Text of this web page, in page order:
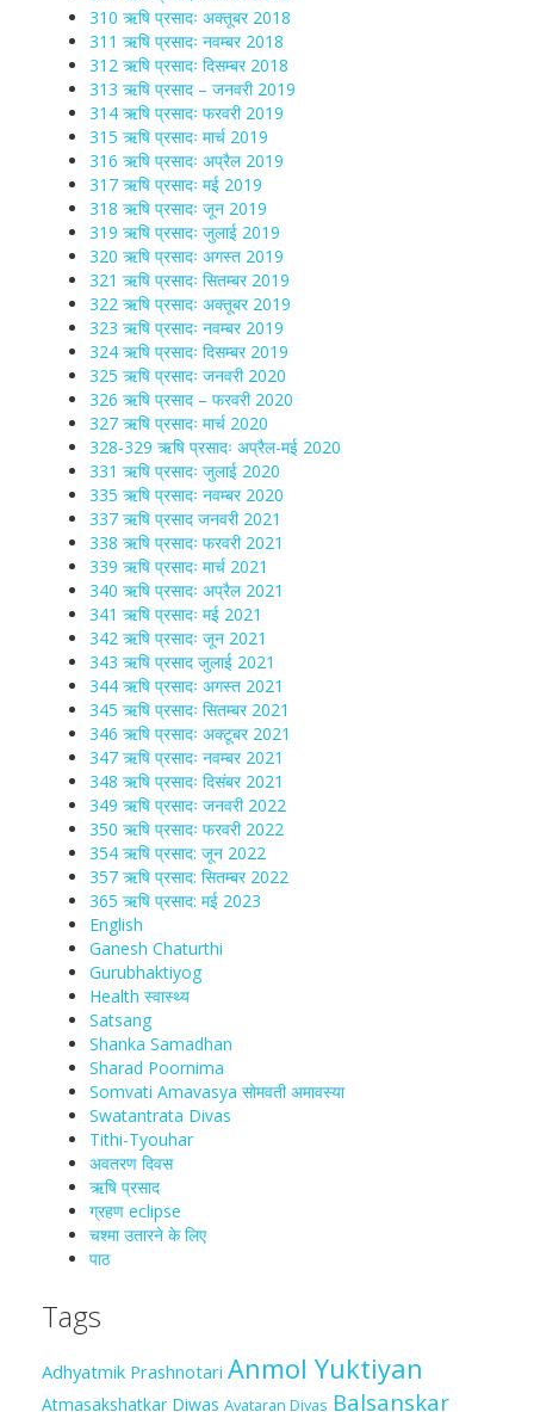
310 ऋषि प्रसादः अक्तूबर 2018
311 ऋषि प्रसादः नवम्बर 2018
312 ऋषि प्रसादः दिसम्बर 2018
313 ऋषि प्रसाद – जनवरी 2019
314 ऋषि प्रसादः फरवरी 2019
315 ऋषि प्रसादः मार्च 2019
316 ऋषि प्रसादः अप्रैल 2019
317 ऋषि प्रसादः मई 2019
318 ऋषि प्रसादः जून 2019
319 ऋषि प्रसादः जुलाई 2019
320 ऋषि प्रसादः अगस्त 2019
321 ऋषि प्रसादः सितम्बर 2019
322 ऋषि प्रसादः अक्तूबर 2019
323 ऋषि प्रसादः नवम्बर 2019
324 ऋषि प्रसादः दिसम्बर 2019
325 ऋषि प्रसादः जनवरी 2020
326 ऋषि प्रसाद – फरवरी 2020
327 ऋषि प्रसादः मार्च 2020
328-329 ऋषि प्रसादः अप्रैल-मई 2020
331 ऋषि प्रसादः जुलाई 2020
335 ऋषि प्रसादः नवम्बर 2020
337 ऋषि प्रसाद जनवरी 2021
338 ऋषि प्रसादः फरवरी 2021
339 ऋषि प्रसादः मार्च 2021
340 ऋषि प्रसादः अप्रैल 2021
341 ऋषि प्रसादः मई 2021
342 ऋषि प्रसादः जून 2021
343 ऋषि प्रसाद जुलाई 2021
344 ऋषि प्रसादः अगस्त 2021
345 ऋषि प्रसादः सितम्बर 2021
346 ऋषि प्रसादः अक्टूबर 2021
347 ऋषि प्रसादः नवम्बर 2021
348 ऋषि प्रसादः दिसंबर 2021
349 ऋषि प्रसादः जनवरी 2022
350 ऋषि प्रसादः फरवरी 2022
354 ऋषि प्रसाद: जून 2022
357 ऋषि प्रसाद: सितम्बर 2022
365 ऋषि प्रसाद: मई 2023
English
Ganesh Chaturthi
Gurubhaktiyog
Health स्वास्‍थ्‍य
Satsang
Shanka Samadhan
Sharad Poornima
Somvati Amavasya सोमवती अमावस्या
Swatantrata Divas
Tithi-Tyouhar
अवतरण दिवस
ऋषि प्रसाद
ग्रहण eclipse
चश्मा‍ उतारने के लिए
पाठ
Tags
Adhyatmik Prashnotari Anmol Yuktiyan
Atmasakshatkar Diwas Avataran Divas Balsanskar